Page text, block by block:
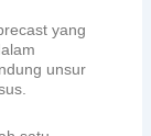
yang
unsur